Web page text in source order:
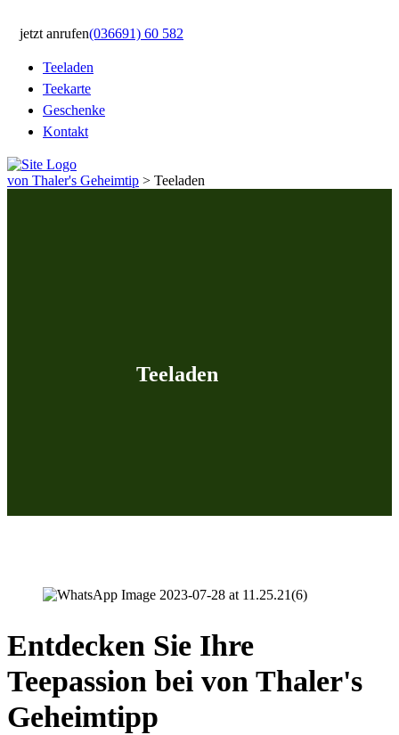
jetzt anrufen(036691) 60 582
Teeladen
Teekarte
Geschenke
Kontakt
von Thaler's Geheimtip > Teeladen
Teeladen
Entdecken Sie Ihre
Teepassion bei von Thaler's
Geheimtipp